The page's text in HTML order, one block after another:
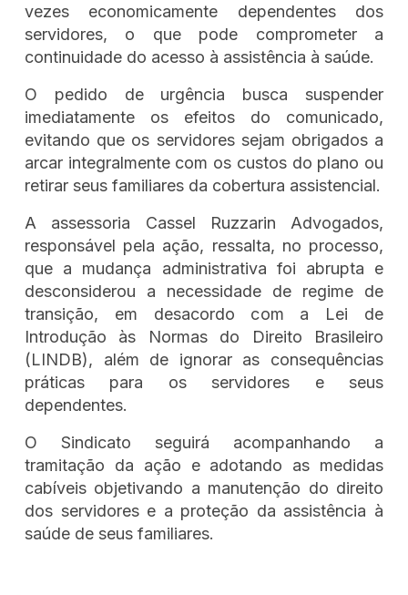
vezes economicamente dependentes dos
servidores, o que pode comprometer a
continuidade do acesso à assistência à saúde.
O pedido de urgência busca suspender
imediatamente os efeitos do comunicado,
evitando que os servidores sejam obrigados a
arcar integralmente com os custos do plano ou
retirar seus familiares da cobertura assistencial.
A assessoria Cassel Ruzzarin Advogados,
responsável pela ação, ressalta, no processo,
que a mudança administrativa foi abrupta e
desconsiderou a necessidade de regime de
transição, em desacordo com a Lei de
Introdução às Normas do Direito Brasileiro
(LINDB), além de ignorar as consequências
práticas para os servidores e seus
dependentes.
O Sindicato seguirá acompanhando a
tramitação da ação e adotando as medidas
cabíveis objetivando a manutenção do direito
dos servidores e a proteção da assistência à
saúde de seus familiares.